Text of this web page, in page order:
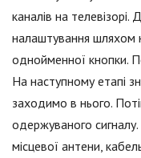
каналів на
налаштування шляхом
однойменної кнопки.
На наступному етапі
заходимо в нього.
одержуваного
місцевої антени,